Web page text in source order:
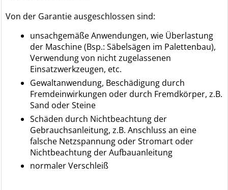
Von der Garantie ausgeschlossen sind:
unsachgemäße Anwendungen, wie Überlastung
der Maschine (Bsp.: Säbelsägen im Palettenbau),
Verwendung von nicht zugelassenen
Einsatzwerkzeugen, etc.
Gewaltanwendung, Beschädigung durch
Fremdeinwirkungen oder durch Fremdkörper, z.B.
Sand oder Steine
Schäden durch Nichtbeachtung der
Gebrauchsanleitung, z.B. Anschluss an eine
falsche Netzspannung oder Stromart oder
Nichtbeachtung der Aufbauanleitung
normaler Verschleiß